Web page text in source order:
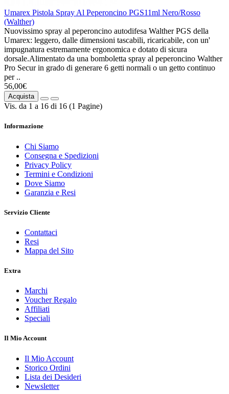
Umarex Pistola Spray Al Peperoncino PGS11ml Nero/Rosso
(Walther)
Nuovissimo spray al peperoncino autodifesa Walther PGS della
Umarex: leggero, dalle dimensioni tascabili, ricaricabile, con un'
impugnatura estremamente ergonomica e dotato di sicura
dorsale.Alimentato da una bomboletta spray al peperoncino Walther
Pro Secur in grado di generare 6 getti normali o un getto continuo
per ..
56,00€
Acquista
Vis. da 1 a 16 di 16 (1 Pagine)
Informazione
Chi Siamo
Consegna e Spedizioni
Privacy Policy
Termini e Condizioni
Dove Siamo
Garanzia e Resi
Servizio Cliente
Contattaci
Resi
Mappa del Sito
Extra
Marchi
Voucher Regalo
Affiliati
Speciali
Il Mio Account
Il Mio Account
Storico Ordini
Lista dei Desideri
Newsletter